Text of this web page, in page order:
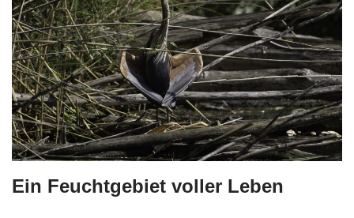
Ein Feuchtgebiet voller Leben